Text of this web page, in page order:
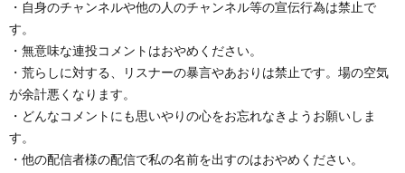
・自身のチャンネルや他の人のチャンネル等の宣伝行為は禁止で
す。
・無意味な連投コメントはおやめください。
・荒らしに対する、リスナーの暴言やあおりは禁止です。場の空気
が余計悪くなります。
・どんなコメントにも思いやりの心をお忘れなきようお願いしま
す。
・他の配信者様の配信で私の名前を出すのはおやめください。